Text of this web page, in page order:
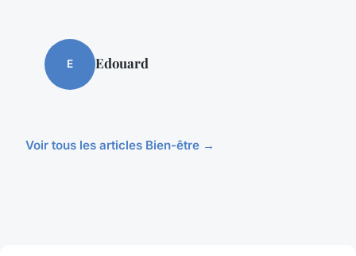
E Edouard
Voir tous les articles Bien-être →